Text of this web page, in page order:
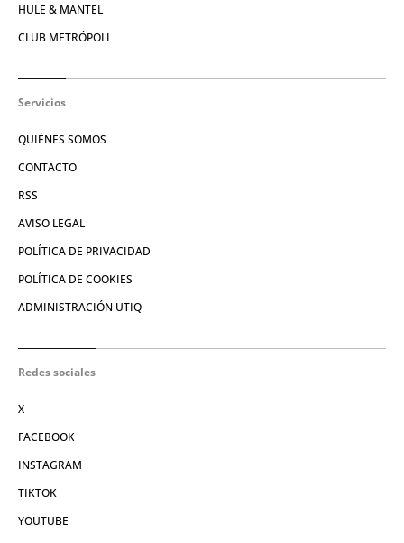
HULE & MANTEL
CLUB METRÓPOLI
Servicios
QUIÉNES SOMOS
CONTACTO
RSS
AVISO LEGAL
POLÍTICA DE PRIVACIDAD
POLÍTICA DE COOKIES
ADMINISTRACIÓN UTIQ
Redes sociales
X
FACEBOOK
INSTAGRAM
TIKTOK
YOUTUBE